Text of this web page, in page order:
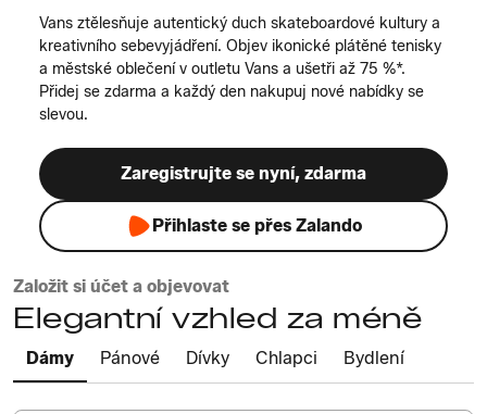
Vans ztělesňuje autentický duch skateboardové kultury a
kreativního sebevyjádření. Objev ikonické plátěné tenisky
a městské oblečení v outletu Vans a ušetři až 75 %*.
Přidej se zdarma a každý den nakupuj nové nabídky se
slevou.
Zaregistrujte se nyní, zdarma
Přihlaste se přes Zalando
Založit si účet a objevovat
Elegantní vzhled za méně
Dámy Pánové Dívky Chlapci Bydlení